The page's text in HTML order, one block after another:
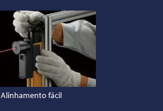
Alinhamento fácil